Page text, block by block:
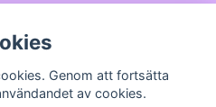
Genom att fortsätta
av cookies.